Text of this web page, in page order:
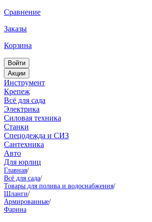
Сравнение
Заказы
Корзина
Войти
Акции
Инструмент
Крепеж
Всё для сада
Электрика
Силовая техника
Станки
Спецодежда и СИЗ
Сантехника
Авто
Для юрлиц
Главная/
Всё для сада/
Товары для полива и водоснабжения/
Шланги/
Армированные/
Фарина